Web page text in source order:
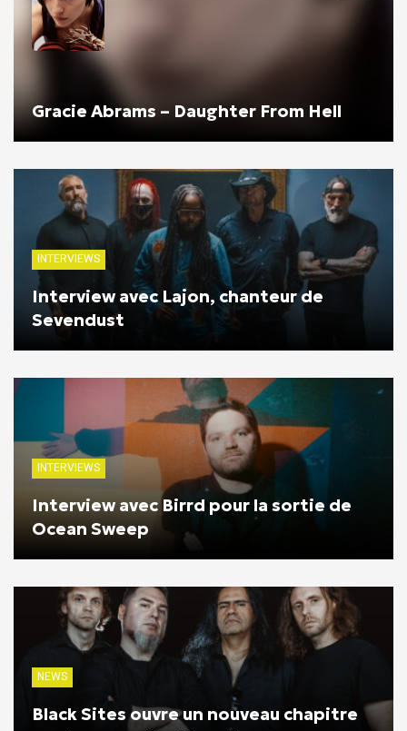
Gracie Abrams – Daughter From Hell
INTERVIEWS
Interview avec Lajon, chanteur de
Sevendust
INTERVIEWS
Interview avec Birrd pour la sortie de
Ocean Sweep
NEWS
Black Sites ouvre un nouveau chapitre